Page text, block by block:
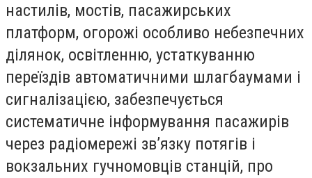
настилів, мостів, пасажирських
платформ, огорожі особливо небезпечних
ділянок, освітленню, устаткуванню
переїздів автоматичними шлагбаумами і
сигналізацією, забезпечується
систематичне інформування пасажирів
через радіомережі зв’язку потягів і
вокзальних гучномовців станцій, про